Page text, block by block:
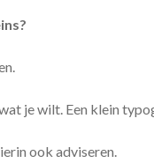
je wilt. Een klein
ook adviseren.